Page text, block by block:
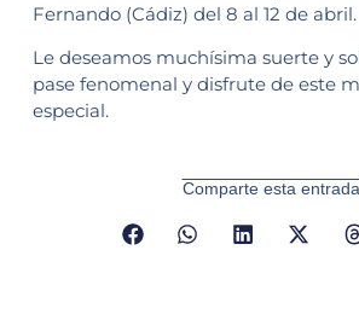
Fernando (Cádiz) del 8 al 12 de abril.
Le deseamos muchísima suerte y
pase fenomenal y disfrute de este
especial.
Comparte esta entrada